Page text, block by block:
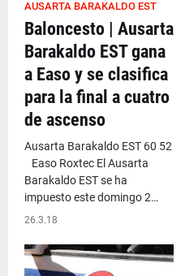
AUSARTA BARAKALDO EST
Baloncesto | Ausarta
Barakaldo EST gana
a Easo y se clasifica
para la final a cuatro
de ascenso
Ausarta Barakaldo EST 60 52
Easo Roxtec El Ausarta
Barakaldo EST se ha
impuesto este domingo 2…
26.3.18